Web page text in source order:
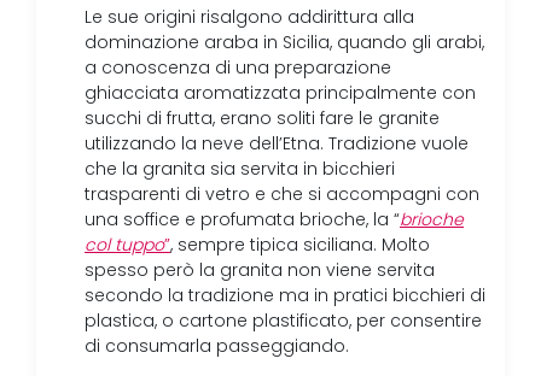
Le sue origini risalgono addirittura alla
dominazione araba in Sicilia, quando gli arabi,
a conoscenza di una preparazione
ghiacciata aromatizzata principalmente con
succhi di frutta, erano soliti fare le granite
utilizzando la neve dell’Etna. Tradizione vuole
che la granita sia servita in bicchieri
trasparenti di vetro e che si accompagni con
una soffice e profumata brioche, la “brioche
col tuppo”, sempre tipica siciliana. Molto
spesso però la granita non viene servita
secondo la tradizione ma in pratici bicchieri di
plastica, o cartone plastificato, per consentire
di consumarla passeggiando.